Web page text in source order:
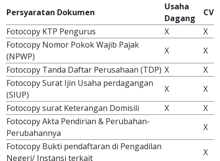
Persyaratan Dokumen
Usaha
Dagang
CV
Fotocopy KTP Pengurus
X
X
Fotocopy Nomor Pokok Wajib Pajak
(NPWP)
X
X
Fotocopy Tanda Daftar Perusahaan (TDP) X
X
Fotocopy Surat Ijin Usaha perdagangan
(SIUP)
X
X
Fotocopy surat Keterangan Domisili
X
X
Fotocopy Akta Pendirian & Perubahan-
Perubahannya
X
Fotocopy Bukti pendaftaran di Pengadilan
Negeri/ Instansi terkait
X